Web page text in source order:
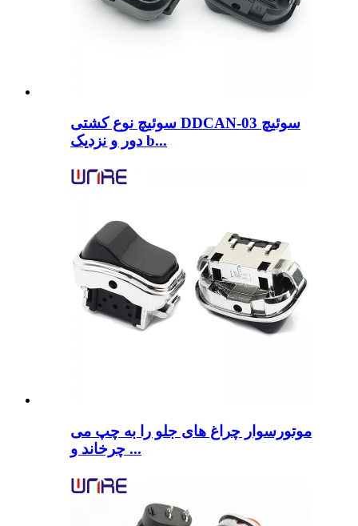
سوئیچ نوع کشتی DDCAN-03 سوئیچ
دور و نزدیک b...
موتورسوار چراغ های جلو را به چپ می
چرخاند و ...